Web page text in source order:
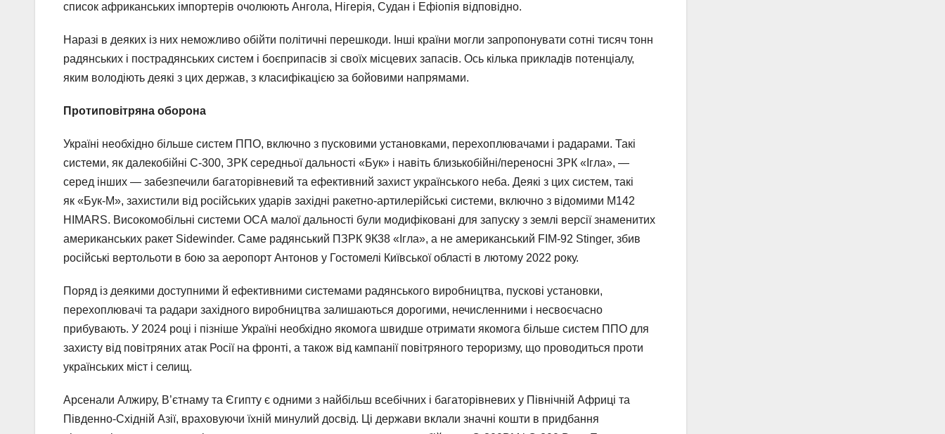
список африканських імпортерів очолюють Ангола, Нігерія, Судан і Ефіопія відповідно.
Наразі в деяких із них неможливо обійти політичні перешкоди. Інші країни могли запропонувати сотні тисяч тонн
радянських і пострадянських систем і боєприпасів зі своїх місцевих запасів. Ось кілька прикладів потенціалу,
яким володіють деякі з цих держав, з класифікацією за бойовими напрямами.
Протиповітряна оборона
Україні необхідно більше систем ППО, включно з пусковими установками, перехоплювачами і радарами. Такі
системи, як далекобійні С-300, ЗРК середньої дальності «Бук» і навіть близькобійні/переносні ЗРК «Ігла», —
серед інших — забезпечили багаторівневий та ефективний захист українського неба. Деякі з цих систем, такі
як «Бук-М», захистили від російських ударів західні ракетно-артилерійські системи, включно з відомими M142
HIMARS. Високомобільні системи ОСА малої дальності були модифіковані для запуску з землі версії знаменитих
американських ракет Sidewinder. Саме радянський ПЗРК 9К38 «Ігла», а не американський FIM-92 Stinger, збив
російські вертольоти в бою за аеропорт Антонов у Гостомелі Київської області в лютому 2022 року.
Поряд із деякими доступними й ефективними системами радянського виробництва, пускові установки,
перехоплювачі та радари західного виробництва залишаються дорогими, нечисленними і несвоєчасно
прибувають. У 2024 році і пізніше Україні необхідно якомога швидше отримати якомога більше систем ППО для
захисту від повітряних атак Росії на фронті, а також від кампанії повітряного тероризму, що проводиться проти
українських міст і селищ.
Арсенали Алжиру, В’єтнаму та Єгипту є одними з найбільш всебічних і багаторівневих у Північній Африці та
Південно-Східній Азії, враховуючи їхній минулий досвід. Ці держави вклали значні кошти в придбання